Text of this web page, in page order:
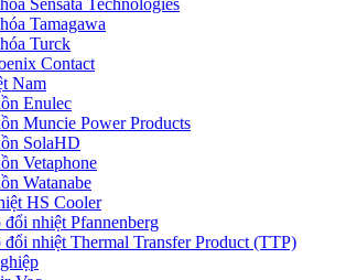
Sensata Technologies
Tamagawa
Turck
Contact
Nam
Enulec
Muncie Power Products
SolaHD
Vetaphone
Watanabe
HS Cooler
đổi nhiệt Pfannenberg
đổi nhiệt Thermal Transfer Product (TTP)